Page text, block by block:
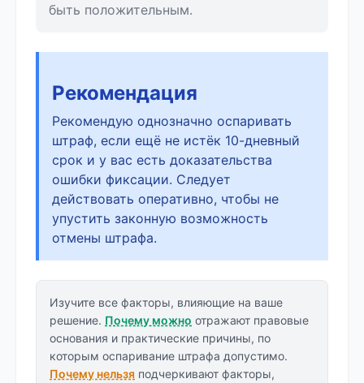
быть положительным.
Рекомендация
Рекомендую однозначно оспаривать
штраф, если ещё не истёк 10-дневный
срок и у вас есть доказательства
ошибки фиксации. Следует
действовать оперативно, чтобы не
упустить законную возможность
отмены штрафа.
Изучите все факторы, влияющие на ваше
решение. Почему можно отражают правовые
основания и практические причины, по
которым оспаривание штрафа допустимо.
Почему нельзя подчеркивают факторы,